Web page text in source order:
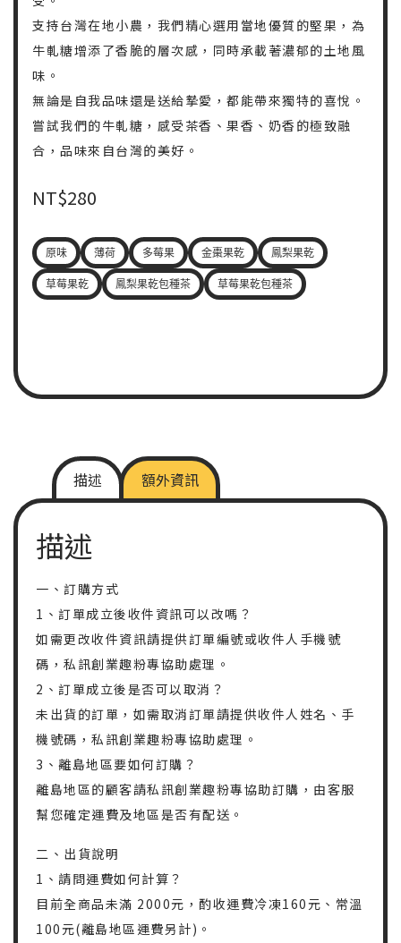
支持台灣在地小農，我們精心選用當地優質的堅果，為
牛軋糖增添了香脆的層次感，同時承載著濃郁的土地風
味。
無論是自我品味還是送給摯愛，都能帶來獨特的喜悅。
嘗試我們的牛軋糖，感受茶香、果香、奶香的極致融
合，品味來自台灣的美好。
NT$280
原味 薄荷 多莓果 金棗果乾 鳳梨果乾
草莓果乾 鳳梨果乾包種茶 草莓果乾包種茶
描述 額外資訊
描述
一、訂購方式
1、訂單成立後收件資訊可以改嗎？
如需更改收件資訊請提供訂單編號或收件人手機號
碼，私訊創業趣粉專協助處理。
2、訂單成立後是否可以取消？
未出貨的訂單，如需取消訂單請提供收件人姓名、手
機號碼，私訊創業趣粉專協助處理。
3、離島地區要如何訂購？
離島地區的顧客請私訊創業趣粉專協助訂購，由客服
幫您確定運費及地區是否有配送。
二、出貨說明
1、請問運費如何計算？
目前全商品未滿 2000元，酌收運費冷凍160元、常溫
100元(離島地區運費另計)。